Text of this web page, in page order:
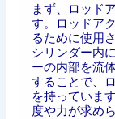
まず、ロッド
す。ロッドア
るために使用
シリンダー内
ーの内部を流
することで、
を持っていま
度や力が求め